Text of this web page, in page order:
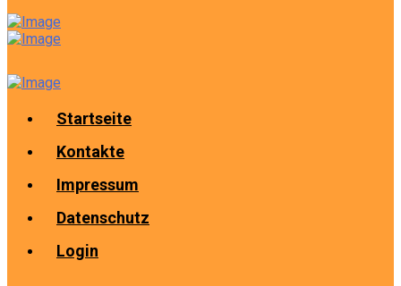
Startseite
Kontakte
Impressum
Datenschutz
Login